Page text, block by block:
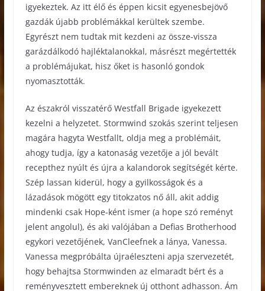
igyekeztek. Az itt élő és éppen kicsit egyenesbejövő
gazdák újabb problémákkal kerültek szembe.
Egyrészt nem tudtak mit kezdeni az össze-vissza
garázdálkodó hajléktalanokkal, másrészt megértették
a problémájukat, hisz őket is hasonló gondok
nyomasztották.
Az északról visszatérő Westfall Brigade igyekezett
kezelni a helyzetet. Stormwind szokás szerint teljesen
magára hagyta Westfallt, oldja meg a problémáit,
ahogy tudja, így a katonaság vezetője a jól bevált
recepthez nyúlt és újra a kalandorok segítségét kérte.
Szép lassan kiderül, hogy a gyilkosságok és a
lázadások mögött egy titokzatos nő áll, akit addig
mindenki csak Hope-ként ismer (a hope szó reményt
jelent angolul), és aki valójában a Defias Brotherhood
egykori vezetőjének, VanCleefnek a lánya, Vanessa.
Vanessa megpróbálta újraéleszteni apja szervezetét,
hogy behajtsa Stormwinden az elmaradt bért és a
reményvesztett embereknek új otthont adhasson. Ám